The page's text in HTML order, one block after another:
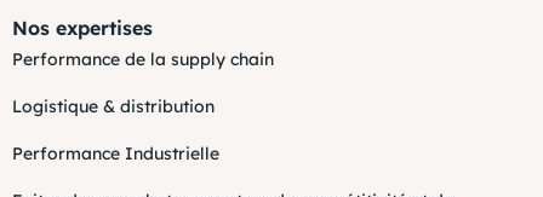
Nos expertises
Performance de la supply chain
Logistique & distribution
Performance Industrielle